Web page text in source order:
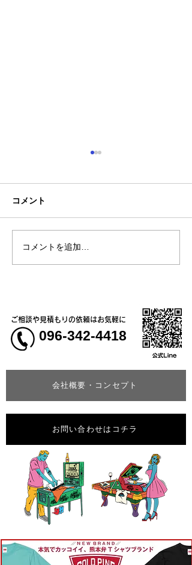
コメント
コメントを追加…
会社概要・コンセプト
ご相談や見積もりの依頼はお気軽に
096-342-4418
お問い合わせはコチラ